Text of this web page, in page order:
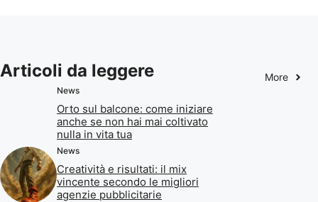
Articoli da leggere More
News
Orto sul balcone: come iniziare
anche se non hai mai coltivato
nulla in vita tua
News
Creatività e risultati: il mix
vincente secondo le migliori
agenzie pubblicitarie